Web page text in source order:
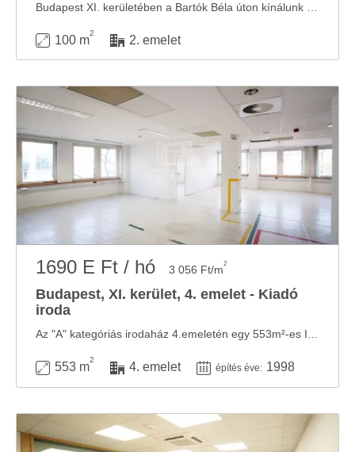
100 m
2
2. emelet
1690 E Ft / hó 3 056 Ft/m2
Budapest, XI. kerület, 4. emelet - Kiadó
iroda
553 m
2
4. emelet építés éve: 1998